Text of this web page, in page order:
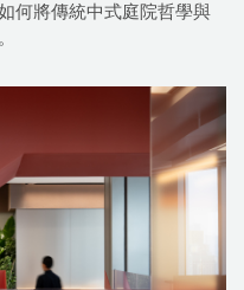
何將傳統中式庭院哲學與